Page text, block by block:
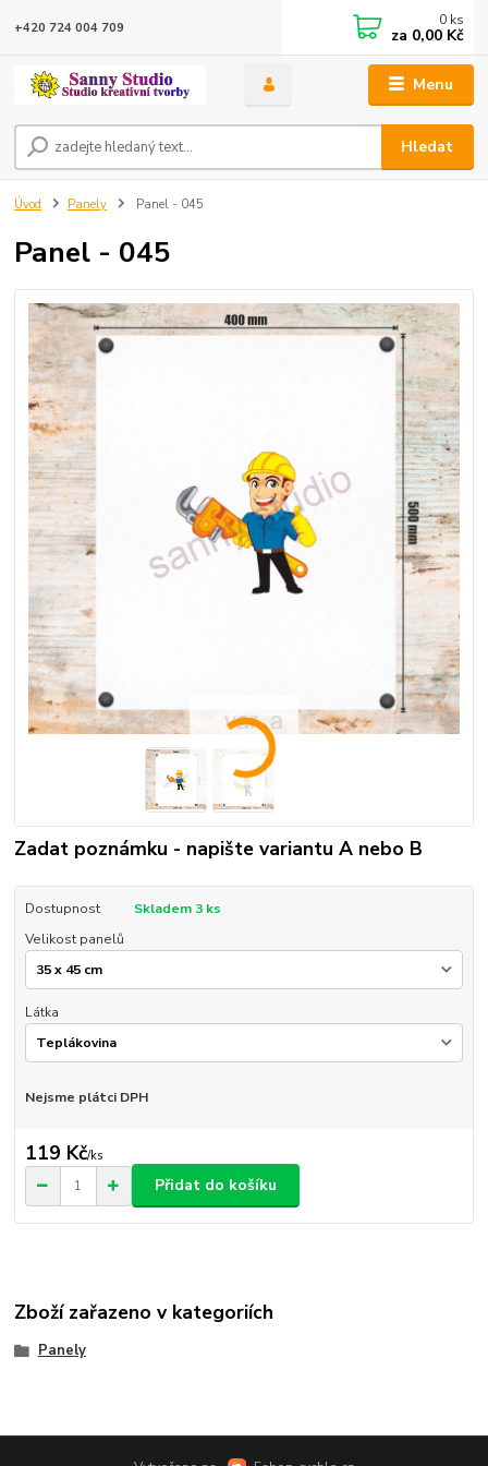
Menu
Hledat
+420 724 004 709 0 ks
za 0,00 Kč
Úvod Panely Panel - 045
Panel - 045
Zadat poznámku - napište variantu A nebo B
Dostupnost
Skladem 3 ks
Velikost panelů
Látka
Nejsme plátci DPH
119 Kč/ks
Přidat do košíku
Zboží zařazeno v kategoriích
Panely